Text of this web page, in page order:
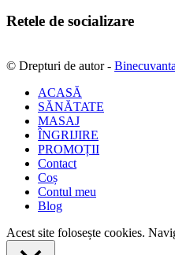
Retele de socializare
© Drepturi de autor -
ACASĂ
SĂNĂTATE
MASAJ
ÎNGRIJIRE
PROMOȚII
Contact
Coș
Contul meu
Blog
Acest site folosește cookies.